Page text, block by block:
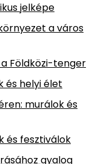
jelképe
a város
Földközi-tenger
és helyi élet
murálok és
és fesztiválok
gyalog